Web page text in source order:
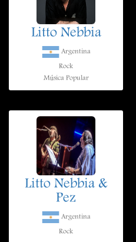
Litto Nebbia
Argentina
Rock
Música Popular
Litto Nebbia &
Pez
Argentina
Rock